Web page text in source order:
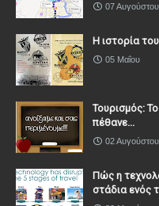
07 Αυγούστου
Η ιστορία
05 Μαΐου
Τουρισμός:
πέθανε...
02 Αυγούστου
Πώς η
στάδια ενός